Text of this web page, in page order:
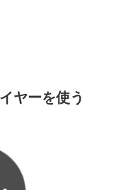
ヤーを使う